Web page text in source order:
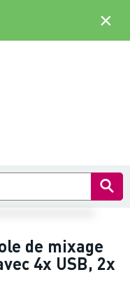
de mixage
4x USB, 2x
×